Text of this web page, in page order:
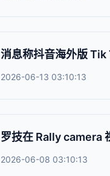
消息称抖音海外版
2026-06-13 03:10:13
罗技在 Rally camera
2026-06-08 03:10:13